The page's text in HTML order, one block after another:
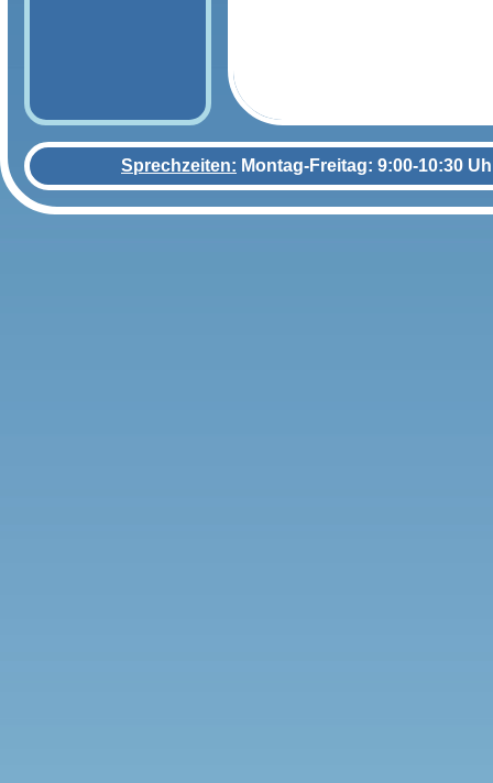
Sprechzeiten: Montag-Freitag: 9:00-10:30